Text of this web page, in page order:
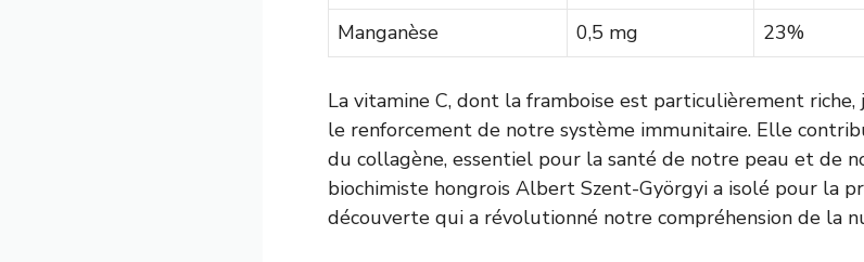
Manganèse
0,5 mg 23%
La vitamine C, dont la framboise est particulièrement
le renforcement de notre système immunitaire. Elle
du collagène, essentiel pour la santé de notre peau et de
biochimiste hongrois Albert Szent-Györgyi a isolé pour la
découverte qui a révolutionné notre compréhension de la